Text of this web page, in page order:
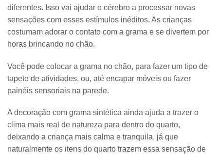
diferentes. Isso vai ajudar o cérebro a processar novas
sensações com esses estímulos inéditos. As crianças
costumam adorar o contato com a grama e se divertem por
horas brincando no chão.
Você pode colocar a grama no chão, para fazer um tipo de
tapete de atividades, ou, até encapar móveis ou fazer
painéis sensoriais na parede.
A decoração com grama sintética ainda ajuda a trazer o
clima mais real de natureza para dentro do quarto,
deixando a criança mais calma e tranquila, já que
naturalmente os itens do quarto trazem essa sensação de